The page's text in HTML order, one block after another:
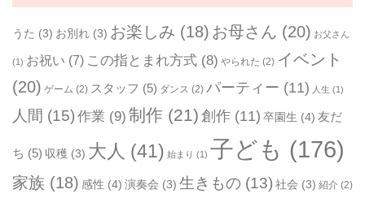
うた (3) お別れ (3) お楽しみ (18) お母さん (20) お父さん
(1) お祝い (7) この指とまれ方式 (8) やられた (2) イベント
(20) ゲーム (2) スタッフ (5) ダンス (2) パーティー (11) 人生 (1)
人間 (15) 作業 (9) 制作 (21) 創作 (11) 卒園生 (4) 友だ
ち (5) 収穫 (3) 大人 (41) 始まり (1) 子ども (176)
家族 (18) 感性 (4) 演奏会 (3) 生きもの (13) 社会 (3) 紹介 (2)